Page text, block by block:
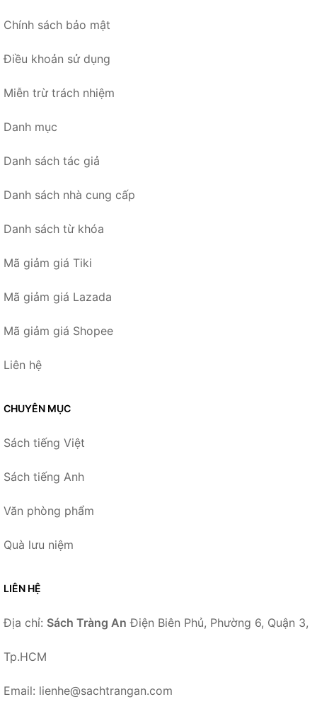
Chính sách bảo mật
Điều khoản sử dụng
Miễn trừ trách nhiệm
Danh mục
Danh sách tác giả
Danh sách nhà cung cấp
Danh sách từ khóa
Mã giảm giá Tiki
Mã giảm giá Lazada
Mã giảm giá Shopee
Liên hệ
CHUYÊN MỤC
Sách tiếng Việt
Sách tiếng Anh
Văn phòng phẩm
Quà lưu niệm
LIÊN HỆ
Địa chỉ: Sách Tràng An Điện Biên Phủ, Phường 6, Quận 3,
Tp.HCM
Email: lienhe@sachtrangan.com